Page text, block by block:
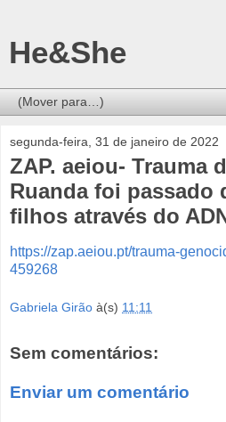
He&She
segunda-feira, 31 de janeiro de 2022
ZAP. aeiou- Trauma
Ruanda foi passado
filhos através do
https://zap.aeiou.pt/trauma-
459268
Gabriela Girão à(s) 11:11
Sem comentários:
Enviar um comentário